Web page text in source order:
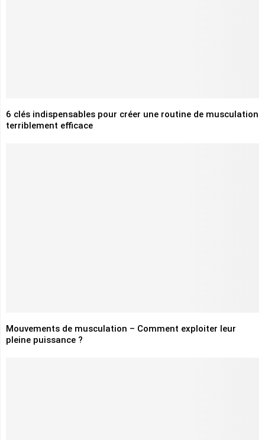
6 clés indispensables pour créer une routine de musculation
terriblement efficace
Mouvements de musculation – Comment exploiter leur
pleine puissance ?